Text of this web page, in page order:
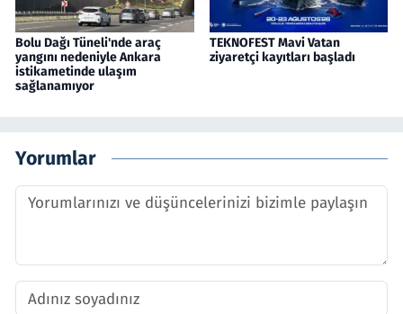
Bolu Dağı Tüneli'nde araç
yangını nedeniyle Ankara
istikametinde ulaşım
sağlanamıyor
TEKNOFEST Mavi Vatan
ziyaretçi kayıtları başladı
Yorumlar